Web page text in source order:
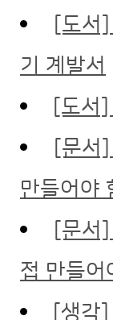
[도
기 계발서
[도서
[문
만들어야
[문
접 만들어
[생각